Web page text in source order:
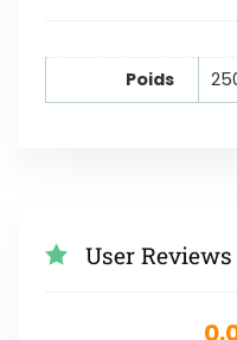
Poids
User Reviews